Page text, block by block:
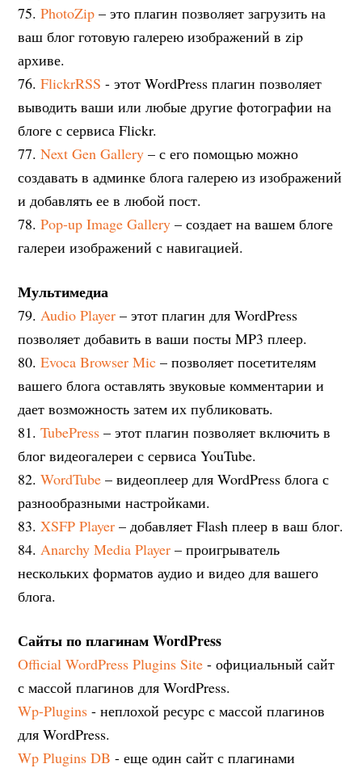
75.PhotoZip – это плагин позволяет загрузить на
ваш блог готовую галерею изображений в zip
архиве.
76.FlickrRSS - этот WordPress плагин позволяет
выводить ваши или любые другие фотографии на
блоге с сервиса Flickr.
77.Next Gen Gallery – с его помощью можно
создавать в админке блога галерею из изображений
и добавлять ее в любой пост.
78.Pop-up Image Gallery– создает на вашем блоге
галереи изображений с навигацией.
Мультимедиа
79.Audio Player – этот плагин для WordPress
позволяет добавить в ваши посты MP3 плеер.
80.Evoca Browser Mic – позволяет посетителям
вашего блога оставлять звуковые комментарии и
дает возможность затем их публиковать.
81.TubePress – этот плагин позволяет включить в
блог видеогалереи с сервиса YouTube.
82.WordTube – видеоплеер для WordPress блога с
разнообразными настройками.
83.XSFP Player – добавляет Flash плеер в ваш блог.
84.Anarchy Media Player – проигрыватель
нескольких форматов аудио и видео для вашего
блога.
Сайты по плагинам WordPress
Official WordPress Plugins Site - официальный сайт
с массой плагинов для WordPress.
Wp-Plugins - неплохой ресурс с массой плагинов
для WordPress.
Wp Plugins DB - еще один сайт с плагинами